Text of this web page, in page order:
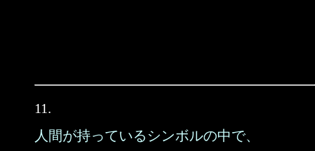
11.
人間が持っているシンボルの中で、